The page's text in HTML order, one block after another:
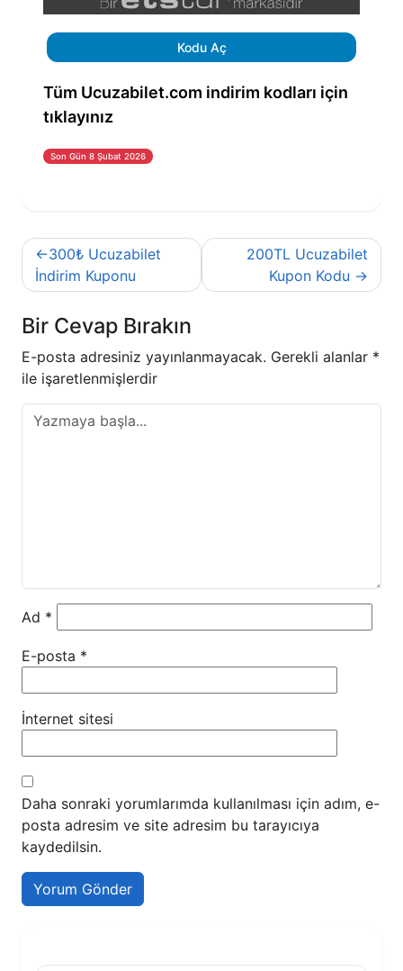
Kodu Aç
Tüm Ucuzabilet.com indirim kodları için
tıklayınız
Son Gün 8 Şubat 2026
Yazı
gezinmesi
300₺ Ucuzabilet
İndirim Kuponu
200TL Ucuzabilet
Kupon Kodu
Bir Cevap Bırakın
E-posta adresiniz yayınlanmayacak. Gerekli alanlar *
ile işaretlenmişlerdir
Ad *
E-posta *
İnternet sitesi
Daha sonraki yorumlarımda kullanılması için adım, e-
posta adresim ve site adresim bu tarayıcıya
kaydedilsin.